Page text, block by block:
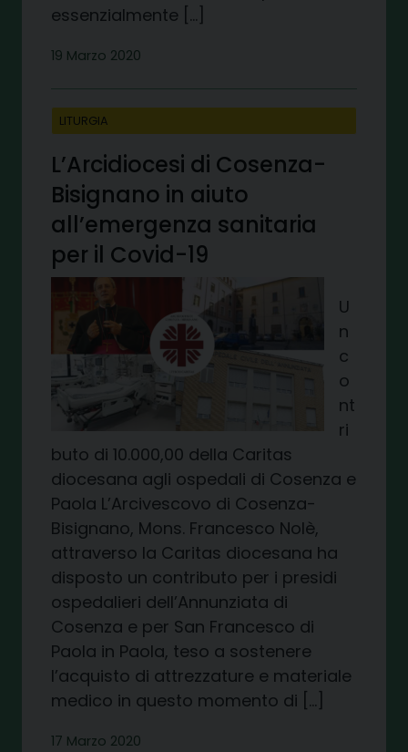
essenzialmente […]
19 Marzo 2020
LITURGIA
L’Arcidiocesi di Cosenza-
Bisignano in aiuto
all’emergenza sanitaria
per il Covid-19
U
n
c
o
nt
ri
buto di 10.000,00 della Caritas
diocesana agli ospedali di Cosenza e
Paola L’Arcivescovo di Cosenza-
Bisignano, Mons. Francesco Nolè,
attraverso la Caritas diocesana ha
disposto un contributo per i presidi
ospedalieri dell’Annunziata di
Cosenza e per San Francesco di
Paola in Paola, teso a sostenere
l’acquisto di attrezzature e materiale
medico in questo momento di […]
17 Marzo 2020